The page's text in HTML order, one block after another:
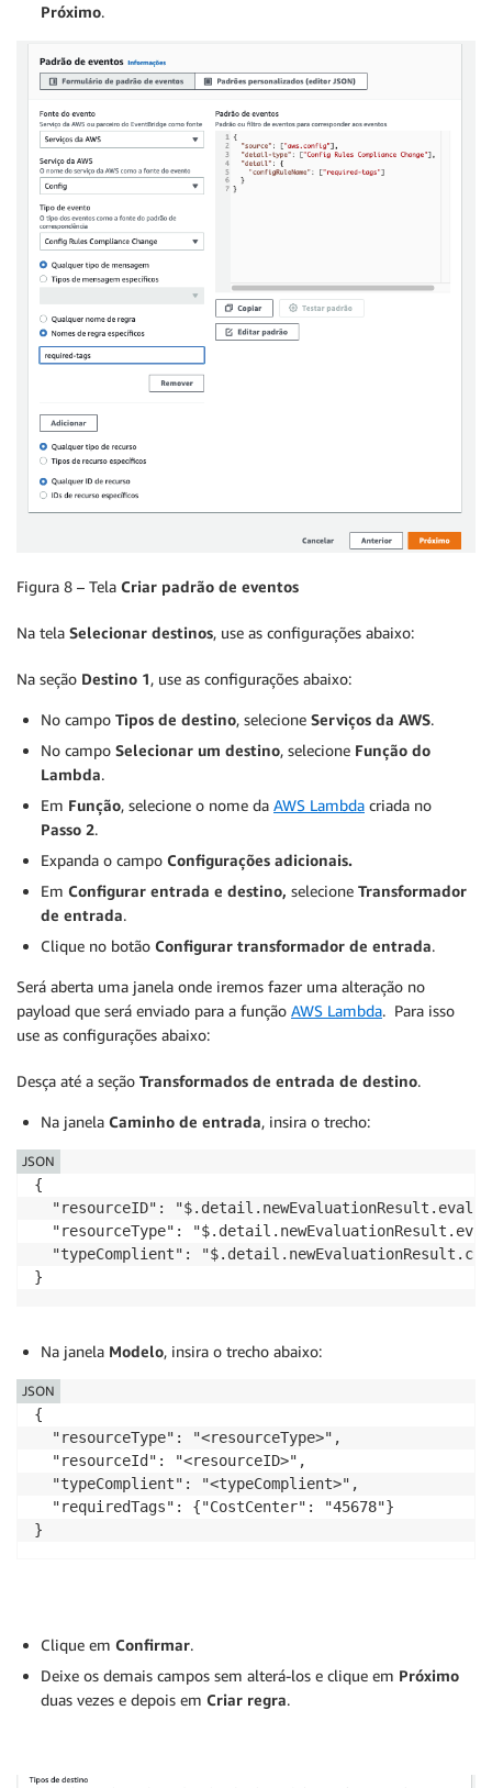
Próximo.
Figura 8 – Tela Criar padrão de eventos
Na tela Selecionar destinos, use as configurações abaixo:
Na seção Destino 1, use as configurações abaixo:
No campo Tipos de destino, selecione Serviços da AWS.
No campo Selecionar um destino, selecione Função do
Lambda.
Em Função, selecione o nome da AWS Lambda criada no
Passo 2.
Expanda o campo Configurações adicionais.
Em Configurar entrada e destino, selecione Transformador
de entrada.
Clique no botão Configurar transformador de entrada.
Será aberta uma janela onde iremos fazer uma alteração no
payload que será enviado para a função AWS Lambda. Para isso
use as configurações abaixo:
Desça até a seção Transformados de entrada de destino.
Na janela Caminho de entrada, insira o trecho:
{
"resourceID":
"resourceType":
"typeComplient":
JSON
Na janela Modelo, insira o trecho abaixo:
{
  "resourceType": "<resourceType>",
  "resourceId": "<resourceID>",
  "typeComplient": "<typeComplient>",
  "requiredTags": {"CostCenter": "45678"}
JSON
Clique em Confirmar.
Deixe os demais campos sem alterá-los e clique em Próximo
duas vezes e depois em Criar regra.